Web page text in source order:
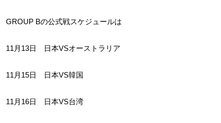
GROUP Bの公式戦スケジュールは
11月13日 日本VSオーストラリア
11月15日 日本VS韓国
11月16日 日本VS台湾